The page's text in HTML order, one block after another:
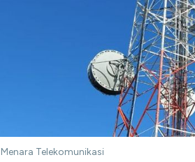
Telekomunikasi